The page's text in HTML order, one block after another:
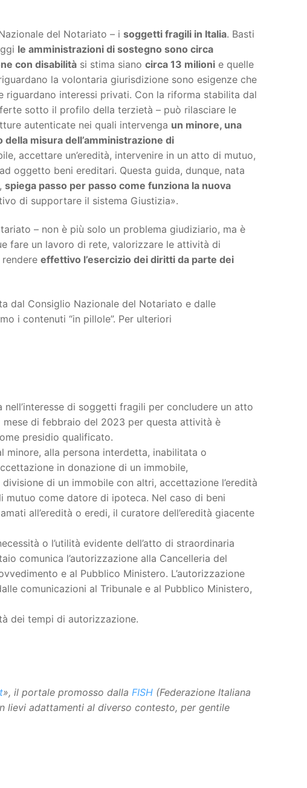
del Notariato – i soggetti fragili in Italia. Basti
le amministrazioni di sostegno sono circa
con disabilità si stima siano circa 13 milioni e quelle
la volontaria giurisdizione sono esigenze che
interessi privati. Con la riforma stabilita dal
sotto il profilo della terzietà – può rilasciare le
autenticate nei quali intervenga un minore, una
misura dell’amministrazione di
accettare un’eredità, intervenire in un atto di mutuo,
oggetto beni ereditari. Questa guida, dunque, nata
spiega passo per passo come funziona la nuova
di supportare il sistema Giustizia».
– non è più solo un problema giudiziario, ma è
fare un lavoro di rete, valorizzare le attività di
effettivo l’esercizio dei diritti da parte dei
dal Consiglio Nazionale del Notariato e dalle
i contenuti “in pillole”. Per ulteriori
nell’interesse di soggetti fragili per concludere un atto
di febbraio del 2023 per questa attività è
presidio qualificato.
minore, alla persona interdetta, inabilitata o
in donazione di un immobile,
di un immobile con altri, accettazione l’eredità
come datore di ipoteca. Nel caso di beni
all’eredità o eredi, il curatore dell’eredità giacente
o l’utilità evidente dell’atto di straordinaria
comunica l’autorizzazione alla Cancelleria del
e al Pubblico Ministero. L’autorizzazione
comunicazioni al Tribunale e al Pubblico Ministero,
dei tempi di autorizzazione.
», il portale promosso dalla FISH (Federazione Italiana
lievi adattamenti al diverso contesto, per gentile